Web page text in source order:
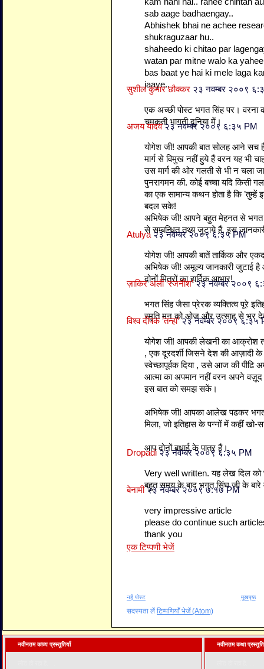
sab aage badhaengay..
Abhishek bhai ne achee
shukraguzaar hu..
shaheedo ki chitao par
watan par mitne walo ka
bas baat ye hai ki mele laga
jaaye..
सुशील कुमार छौक्कर २३ नवम्बर २००९
एक अच्छी पोस्ट भगत सिंह पर। वरना
चमकती भागती दुनिया में।
अजय यादव २३ नवम्बर २००९ ६:३५ PM
योगेश जी! आपकी बात सोलह आने सच
मार्ग से विमुख नहीं हुये हैं वरन यह भी
उस मार्ग की ओर गलती से भी न चला
पुनरागमन की. कोई बच्चा यदि किसी
का एक सामान्य कथन होता है कि
बदल सके!
अभिषेक जी! आपने बहुत मेहनत से
से सम्बन्धित तथ्य जुटाये हैं. इस
Atulya २३ नवम्बर २००९ ६:३५ PM
योगेश जी! आपकी बातें तार्किक और
अभिषेक जी! अमूल्य जानकारी जुटाई
दोनों मित्रों का हार्दिक आभार!
ज़ाकिर अली ‘रजनीश’ २३ नवम्बर २००९
भगत सिंह जैसा प्रेरक व्यक्तित्व पूरे
स्मृति मन को ओज और उत्साह से भर
विश्व दीपक ’तन्हा’ २३ नवम्बर २००९ ६:३५
योगेश जी! आपकी लेखनी का आक्रोश
, एक दूरदर्शी जिसने देश की आज़ादी के
स्वेच्छापूर्वक दिया , उसे आज की
आत्मा का अपमान नहीं वरन अपने वज़ूद
इस बात को समझ सकें।
अभिषेक जी! आपका आलेख पढकर भगत
मिला, जो इतिहास के पन्नों में कहीं खो-
आप दोनों बधाई के पात्र हैं।
Dropadi २३ नवम्बर २००९ ६:३५ PM
Very well written. यह लेख दिल को छू
बहुत समय के बाद भगत सिंघ जी के
बेनामी२३ नवम्बर २००९ ७:१७ PM
very impressive article
please do continue such
thank you
एक टिप्पणी भेजें
नई पोस्ट मुखपृष्ठ
सदस्यता लें टिप्पणियाँ भेजें (Atom)
नवीनतम काव्य प्रस्तुतियाँ नवीनतम कथा